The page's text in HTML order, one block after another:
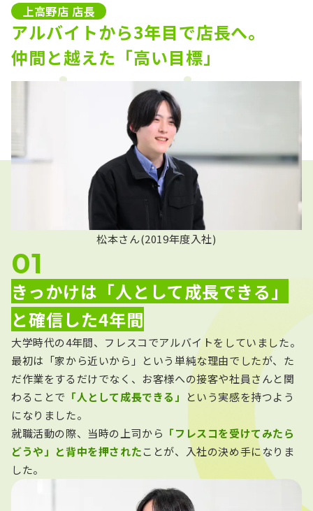
上高野店 店長
アルバイトから3年目で店長へ。
仲間と越えた「高い目標」
松本さん(2019年度入社)
interview
きっかけは「人として成長できる」
と確信した4年間
大学時代の4年間、フレスコでアルバイトをしていました。
最初は「家から近いから」という単純な理由でしたが、た
だ作業をするだけでなく、お客様への接客や社員さんと関
わることで 「人として成長できる」
という実感を持つよう
になりました。
就職活動の際、当時の上司から 「フレスコを受けてみたら
どうや」と背中を押されたことが、入社の決め手になりま
した。